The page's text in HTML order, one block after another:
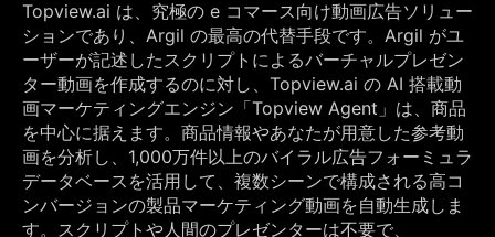
Topview.ai は、究極の e コマース向け動画広告ソリュー
ションであり、Argil の最高の代替手段です。Argil がユ
ーザーが記述したスクリプトによるバーチャルプレゼン
ター動画を作成するのに対し、Topview.ai の AI 搭載動
画マーケティングエンジン「Topview Agent」は、商品
を中心に据えます。商品情報やあなたが用意した参考動
画を分析し、1,000万件以上のバイラル広告フォーミュラ
データベースを活用して、複数シーンで構成される高コ
ンバージョンの製品マーケティング動画を自動生成しま
す。スクリプトや人間のプレゼンターは不要で、